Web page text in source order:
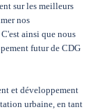
sur les meilleurs
nos
ainsi que nous
futur de CDG
et développement
urbaine, en tant